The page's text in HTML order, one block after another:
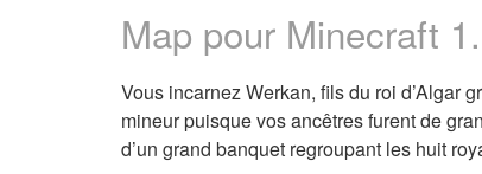
Map pour Minecraft
Vous incarnez Werkan, fils du roi d’Algar
mineur puisque vos ancêtres furent de
d’un grand banquet regroupant les huit